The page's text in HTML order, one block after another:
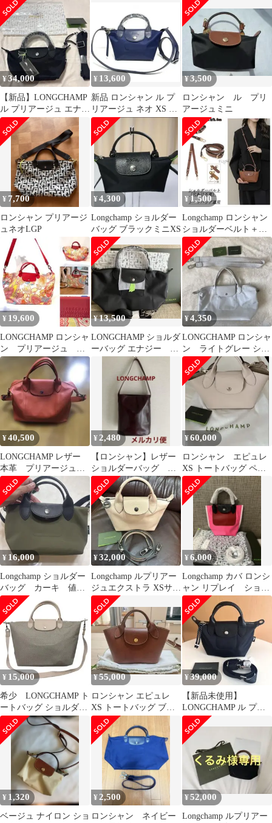
¥34,000
【新品】LONGCHAMP
ル プリアージュ エナジ
ートップハンドルXS 黒
¥ 13,600
新品 ロンシャン ル プ
リアージュ ネオ XS ネ
イビー2WAY ショルダ
ー
¥3,500
ロンシャン ル プリ
アージュミニ
¥ 7,700
ロンシャン プリアージ
ュネオLGP
¥4,300
Longchamp ショルダー
バッグ ブラックミニXS
¥ 1,500
Longchamp ロンシャン
ショルダーベルト＋左
右対称パーツ
¥ 19,600
LONGCHAMP ロンシャ
ン プリアージュ シ
ョルダーバッグ ペイ
ズリーロゴ
¥13,500
LONGCHAMP ショルダ
ーバッグ エナジー S
サイズ ブラック
¥4,350
LONGCHAMP ロンシャ
ン ライトグレー ショ
ルダーバッグ
¥40,500
LONGCHAMP レザー
本革 プリアージュ
オレンジ フランス
製 ラム革
¥ 2,480
【ロンシャン】レザー
ショルダーバッグ ビ
ンテージ
¥60,000
ロンシャン エピュレ
XS トートバッグ ペタ
ル - レザー ピンク
¥ 16,000
Longchamp ショルダー
バッグ カーキ 値下
げ対応致します。
¥32,000
Longchamp ルプリアー
ジュエクストラ XSサイ
ズ ピンク
¥6,000
Longchamp カバ ロンシ
ャン リプレイ ショル
ダーバッグ XS ピンク
¥ 15,000
希少 LONGCHAMP ト
ートバッグ ショルダー
バッグ ル プリアージュ
¥55,000
ロンシャン エピュレ
XS トートバッグ ブラ
ウン
¥39,000
【新品未使用】
LONGCHAMP ル プリ
アージュ エナジートッ
プハンドルXS
¥ 1,320
ベージュ ナイロン ショ
¥ 2,500
ロンシャン ネイビー
¥52,000
Longchamp ルプリアー